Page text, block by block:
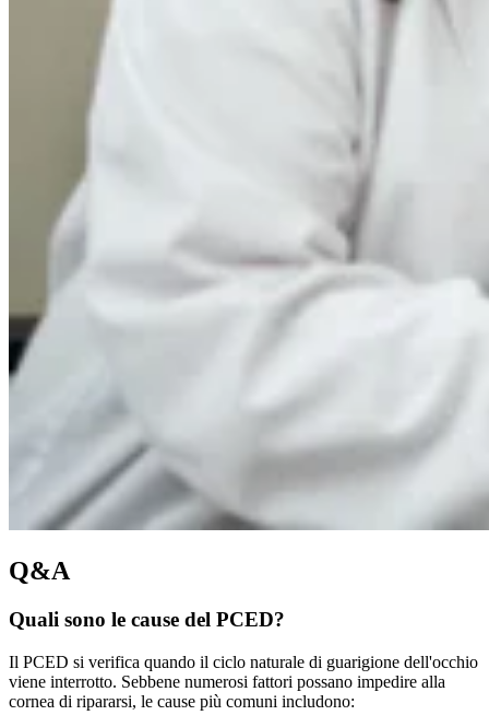
Q&A
Quali sono le cause del PCED?
Il PCED si verifica quando il ciclo naturale di guarigione dell'occhio
viene interrotto. Sebbene numerosi fattori possano impedire alla
cornea di ripararsi, le cause più comuni includono: